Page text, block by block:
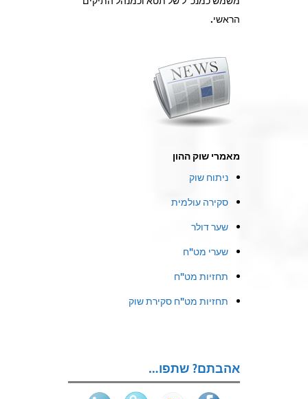
הראשי.
מאמרי שוק ההון
ניתוח שוק
סקירה עולמית
שער דולר
שערי מט"ח
תחזיות מט"ח
תחזיות מט"ח סקירת שוק
אהבתם? שתפו…